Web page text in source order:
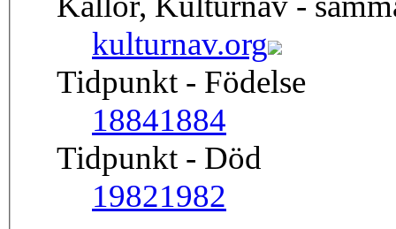
kulturnav.org
Tidpunkt - Födelse
18841884
Tidpunkt - Död
19821982